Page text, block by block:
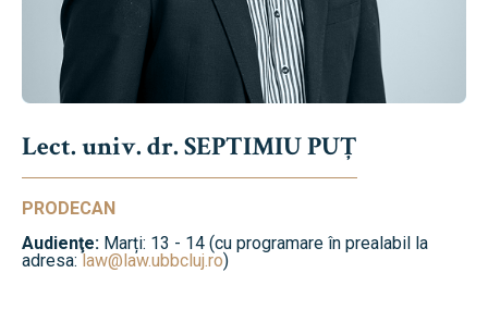
Lect. univ. dr. SEPTIMIU PUȚ
PRODECAN
Audienţe: Marți: 13 - 14 (cu programare în prealabil la
adresa:law@law.ubbcluj.ro)